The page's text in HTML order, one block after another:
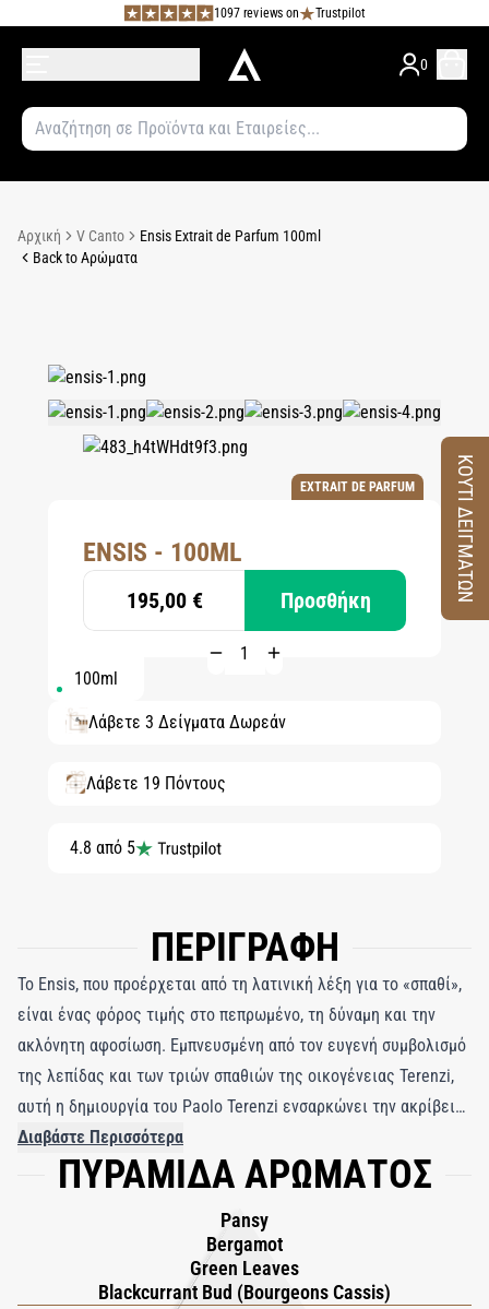
1097 reviews on Trustpilot
0
Αρχική V Canto
Ensis Extrait de Parfum 100ml
Back to Αρώματα
EXTRAIT DE PARFUM
ENSIS - 100ML
195,00 € Προσθήκη
100ml
Λάβετε 3 Δείγματα Δωρεάν
Λάβετε 19 Πόντους
4.8 από 5
ΠΕΡΙΓΡΑΦΗ
Το Ensis, που προέρχεται από τη λατινική λέξη για το «σπαθί»,
είναι ένας φόρος τιμής στο πεπρωμένο, τη δύναμη και την
ακλόνητη αφοσίωση. Εμπνευσμένη από τον ευγενή συμβολισμό
της λεπίδας και των τριών σπαθιών της οικογένειας Terenzi,
αυτή η δημιουργία του Paolo Terenzi ενσαρκώνει την ακρίβεια
και το σκοπό. Σαν ένα σπαθί που κόβει καθαρά τον αέρα, το
Ensis κινείται με διαύγεια και αντίκτυπο, γιορτάζοντας το
για όσους βαδίζουν στο δρόμο τους με πεποίθηση,
εξισορροπώντας το πάθος και την πειθαρχία σε κάθε βήμα. Η
σύνθεση ανοίγει με μια ζωντανή λάμψη από Περγαμόντο και
Διαβάστε Περισσότερα
ΠΥΡΑΜΙΔΑ ΑΡΩΜΑΤΟΣ
Pansy
Bergamot
Green Leaves
Blackcurrant Bud (Bourgeons Cassis)
ΚΟΥΤΙ ΔΕΙΓΜΑΤΩΝ